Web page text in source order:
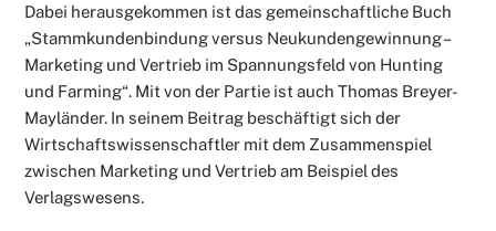
Dabei herausgekommen ist das gemeinschaftliche Buch
„Stammkundenbindung versus Neukundengewinnung –
Marketing und Vertrieb im Spannungsfeld von Hunting
und Farming“. Mit von der Partie ist auch Thomas Breyer-
Mayländer. In seinem Beitrag beschäftigt sich der
Wirtschaftswissenschaftler mit dem Zusammenspiel
zwischen Marketing und Vertrieb am Beispiel des
Verlagswesens.